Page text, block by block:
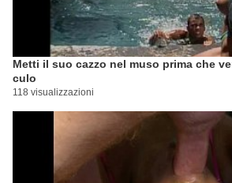
Metti il ​​suo cazzo nel muso prima che
culo
118 visualizzazioni